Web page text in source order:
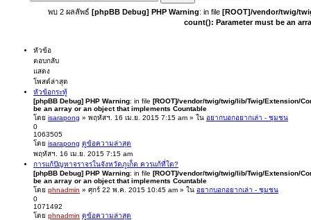
พบ 2 ผลลัพธ์ [phpBB Debug] PHP Warning: in file [ROOT]/vendor/twig/
count(): Parameter must be an
หัวข้อ
ตอบกลับ
แสดง
โพสต์ล่าสุด
หัวข้อกระทู้
[phpBB Debug] PHP Warning: in file [ROOT]/vendor/twig/twig/lib/Twig/Extension/
be an array or an object that implements Countable
โดย isarapong » พฤหัสฯ. 16 เม.ย. 2015 7:15 am » ใน อยากบอกอยากเล่า - ชุมชน
0
1063505
โดย isarapong ดูข้อความล่าสุด
พฤหัสฯ. 16 เม.ย. 2015 7:15 am
การแก้ปัญหาจราจรในจังหวัดภูเก็ต ควรแก้ที่ใด?
[phpBB Debug] PHP Warning: in file [ROOT]/vendor/twig/twig/lib/Twig/Extension/
be an array or an object that implements Countable
โดย phnadmin » ศุกร์ 22 พ.ค. 2015 10:45 am » ใน อยากบอกอยากเล่า - ชุมชน
0
1071492
โดย phnadmin ดูข้อความล่าสุด